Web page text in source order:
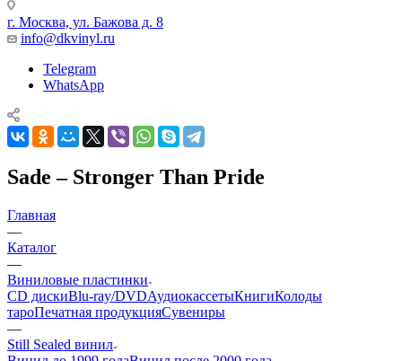
г. Москва, ул. Бажова д. 8
info@dkvinyl.ru
Telegram
WhatsApp
Sade – Stronger Than Pride
Главная
—
Каталог
—
Виниловые пластинки
CD дискиBlu-ray/DVDАудиокассетыКнигиКолоды
тароПечатная продукцияСувениры
—
Still Sealed винил